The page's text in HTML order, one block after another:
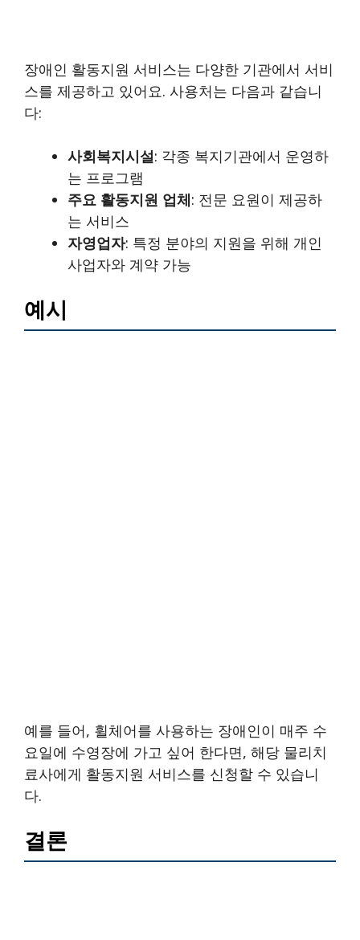
장애인 활동지원 서비스는 다양한 기관에서 서비
스를 제공하고 있어요. 사용처는 다음과 같습니
다:
사회복지시설: 각종 복지기관에서 운영하
는 프로그램
주요 활동지원 업체: 전문 요원이 제공하
는 서비스
자영업자: 특정 분야의 지원을 위해 개인
사업자와 계약 가능
예시
예를 들어, 휠체어를 사용하는 장애인이 매주 수
요일에 수영장에 가고 싶어 한다면, 해당 물리치
료사에게 활동지원 서비스를 신청할 수 있습니
다.
결론